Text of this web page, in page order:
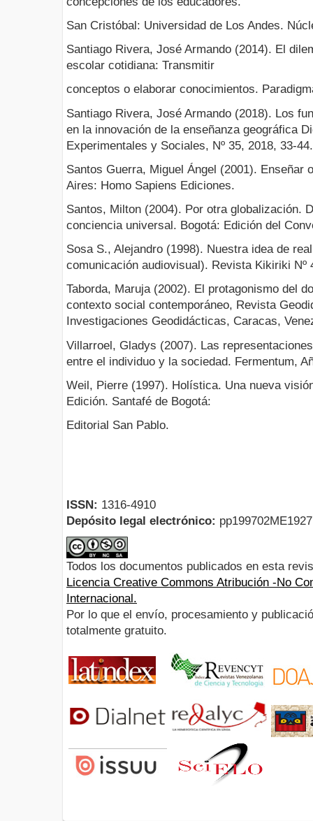
San Cristóbal: Universidad de Los Andes.
Santiago Rivera, José Armando (2014). El
escolar cotidiana: Transmitir
conceptos o elaborar conocimientos.
Santiago Rivera, José Armando (2018). Los
en la innovación de la enseñanza geográfica
Experimentales y Sociales, Nº 35, 2018, 33-44.
Santos Guerra, Miguel Ángel (2001). Enseñar
Aires: Homo Sapiens Ediciones.
Santos, Milton (2004). Por otra globalización.
conciencia universal. Bogotá: Edición del
Sosa S., Alejandro (1998). Nuestra idea de
comunicación audiovisual). Revista Kikiriki Nº
Taborda, Maruja (2002). El protagonismo del
contexto social contemporáneo, Revista
Investigaciones Geodidácticas, Caracas,
Villarroel, Gladys (2007). Las
entre el individuo y la sociedad. Fermentum,
Weil, Pierre (1997). Holística. Una nueva
Edición. Santafé de Bogotá:
Editorial San Pablo.
ISSN: 1316-4910
Depósito legal electrónico:
Todos los documentos publicados en esta
Licencia Creative Commons Atribución -No
Internacional.
Por lo que el envío, procesamiento y
totalmente gratuito.